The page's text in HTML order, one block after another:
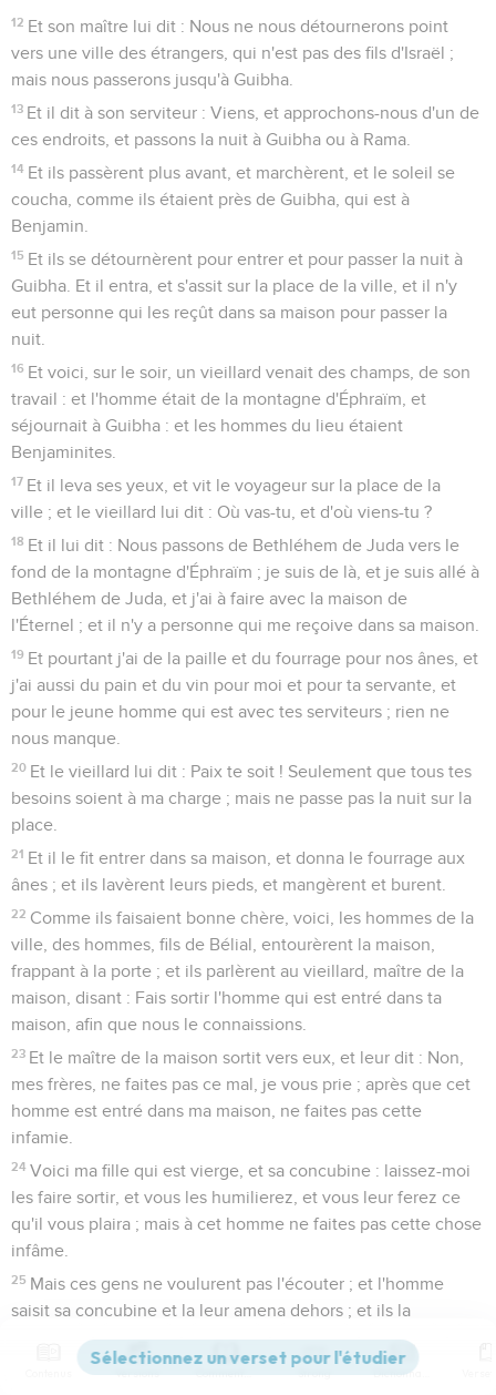
12 Et son maître lui dit : Nous ne nous détournerons point
vers une ville des étrangers, qui n'est pas des fils d'Israël ;
mais nous passerons jusqu'à Guibha.
13 Et il dit à son serviteur : Viens, et approchons-nous d'un de
ces endroits, et passons la nuit à Guibha ou à Rama.
14 Et ils passèrent plus avant, et marchèrent, et le soleil se
coucha, comme ils étaient près de Guibha, qui est à
Benjamin.
15 Et ils se détournèrent pour entrer et pour passer la nuit à
Guibha. Et il entra, et s'assit sur la place de la ville, et il n'y
eut personne qui les reçût dans sa maison pour passer la
nuit.
16 Et voici, sur le soir, un vieillard venait des champs, de son
travail : et l'homme était de la montagne d'Éphraïm, et
séjournait à Guibha : et les hommes du lieu étaient
Benjaminites.
17 Et il leva ses yeux, et vit le voyageur sur la place de la
ville ; et le vieillard lui dit : Où vas-tu, et d'où viens-tu ?
18 Et il lui dit : Nous passons de Bethléhem de Juda vers le
fond de la montagne d'Éphraïm ; je suis de là, et je suis allé à
Bethléhem de Juda, et j'ai à faire avec la maison de
l'Éternel ; et il n'y a personne qui me reçoive dans sa maison.
19 Et pourtant j'ai de la paille et du fourrage pour nos ânes, et
j'ai aussi du pain et du vin pour moi et pour ta servante, et
pour le jeune homme qui est avec tes serviteurs ; rien ne
nous manque.
20 Et le vieillard lui dit : Paix te soit ! Seulement que tous tes
besoins soient à ma charge ; mais ne passe pas la nuit sur la
place.
21 Et il le fit entrer dans sa maison, et donna le fourrage aux
ânes ; et ils lavèrent leurs pieds, et mangèrent et burent.
22 Comme ils faisaient bonne chère, voici, les hommes de la
ville, des hommes, fils de Bélial, entourèrent la maison,
frappant à la porte ; et ils parlèrent au vieillard, maître de la
maison, disant : Fais sortir l'homme qui est entré dans ta
maison, afin que nous le connaissions.
23 Et le maître de la maison sortit vers eux, et leur dit : Non,
mes frères, ne faites pas ce mal, je vous prie ; après que cet
homme est entré dans ma maison, ne faites pas cette
infamie.
24 Voici ma fille qui est vierge, et sa concubine : laissez-moi
les faire sortir, et vous les humilierez, et vous leur ferez ce
qu'il vous plaira ; mais à cet homme ne faites pas cette chose
infâme.
25 Mais ces gens ne voulurent pas l'écouter ; et l'homme
saisit sa concubine et la leur amena dehors ; et ils la
connurent et abusèrent d'elle toute la nuit jusqu'au matin ; et
ils la renvoyèrent comme l'aurore se levait.
Versions Commentaires Strong